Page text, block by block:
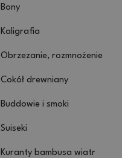
Bony
Kaligrafia
Obrzezanie, rozmnożenie
Cokół drewniany
Buddowie i smoki
Suiseki
Kuranty bambusa wiatr